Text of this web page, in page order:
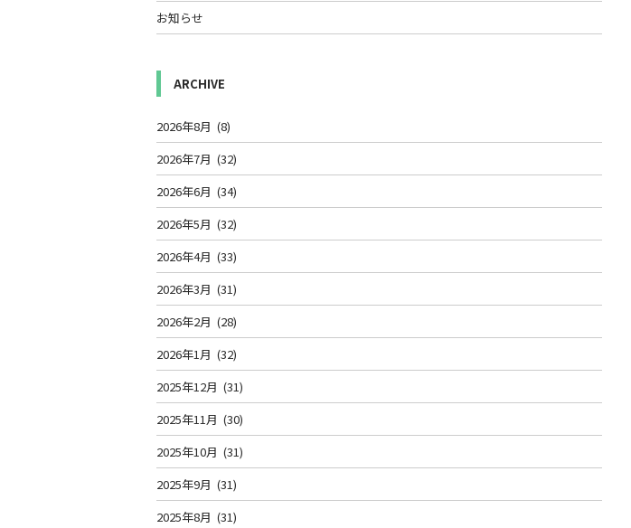
お知らせ
ARCHIVE
2026年8月 (8)
2026年7月 (32)
2026年6月 (34)
2026年5月 (32)
2026年4月 (33)
2026年3月 (31)
2026年2月 (28)
2026年1月 (32)
2025年12月 (31)
2025年11月 (30)
2025年10月 (31)
2025年9月 (31)
2025年8月 (31)